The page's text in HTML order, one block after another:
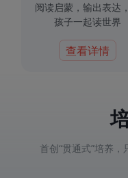
阅读启蒙，输出表达
孩子一起读世界
查看详情
首创“贯通式”培养